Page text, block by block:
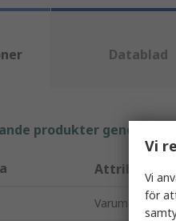
Datablad
produkter genom
Attribut
Varumärke
Vi
Vi
för